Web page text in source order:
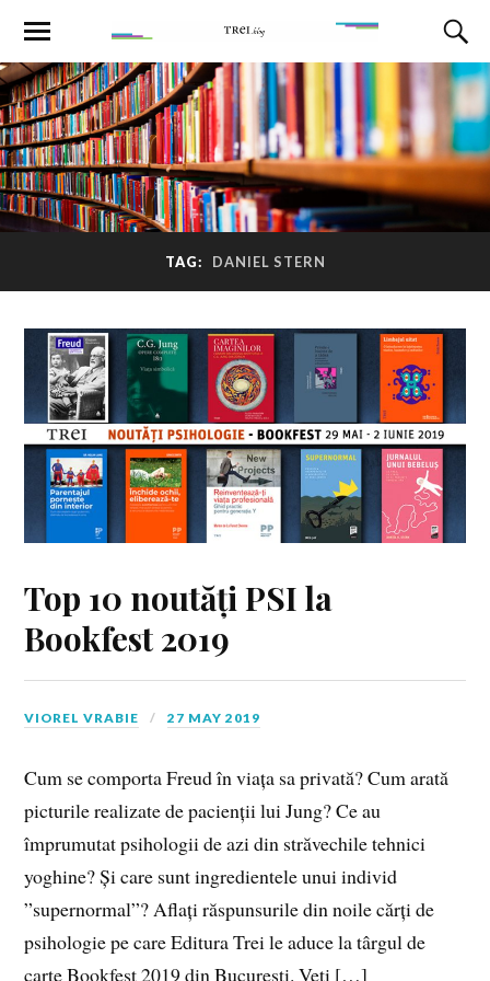
TAG: DANIEL STERN
Top 10 noutăți PSI la
Bookfest 2019
VIOREL VRABIE 27 MAY 2019
Cum se comporta Freud în viața sa privată? Cum arată
picturile realizate de pacienții lui Jung? Ce au
împrumutat psihologii de azi din străvechile tehnici
yoghine? Și care sunt ingredientele unui individ
”supernormal”? Aflați răspunsurile din noile cărți de
psihologie pe care Editura Trei le aduce la târgul de
carte Bookfest 2019 din București. Veți […]